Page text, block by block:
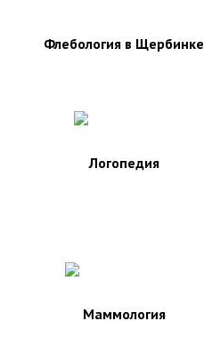
Флебология в Щербинке
Логопедия
Маммология